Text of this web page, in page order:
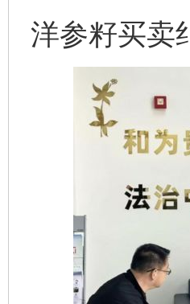
洋参籽买卖